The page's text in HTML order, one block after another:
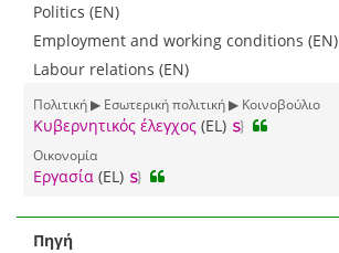
Politics (EN)
Employment and working conditions (EN)
Labour relations (EN)
Πολιτική ▶ Εσωτερική πολιτική ▶ Κοινοβούλιο
Κυβερνητικός έλεγχος (EL)
Οικονομία
Εργασία (EL)
Πηγή